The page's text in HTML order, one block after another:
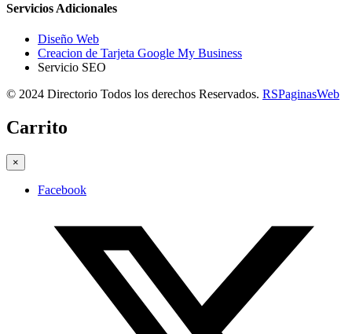
Servicios Adicionales
Diseño Web
Creacion de Tarjeta Google My Business
Servicio SEO
© 2024 Directorio Todos los derechos Reservados. RSPaginasWeb
Carrito
×
Facebook